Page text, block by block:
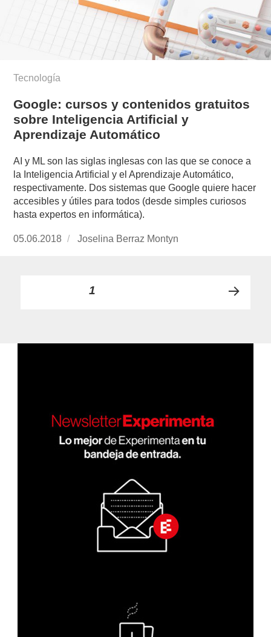
Tecnología
Google: cursos y contenidos gratuitos
sobre Inteligencia Artificial y
Aprendizaje Automático
AI y ML son las siglas inglesas con las que se conoce a
la Inteligencia Artificial y el Aprendizaje Automático,
respectivamente. Dos sistemas que Google quiere hacer
accesibles y útiles para todos (desde simples curiosos
hasta expertos en informática).
Publicado
05.06.2018
https://www.experimenta.es/author/joselina-
Joselina Berraz Montyn
Paginación
entradas
PÁGINA1